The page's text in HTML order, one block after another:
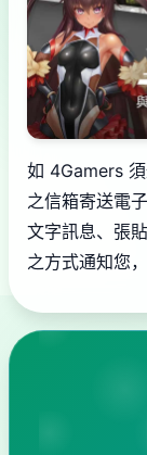
如 4Gamers
之信箱寄送電
文字訊息、張
之方式通知您